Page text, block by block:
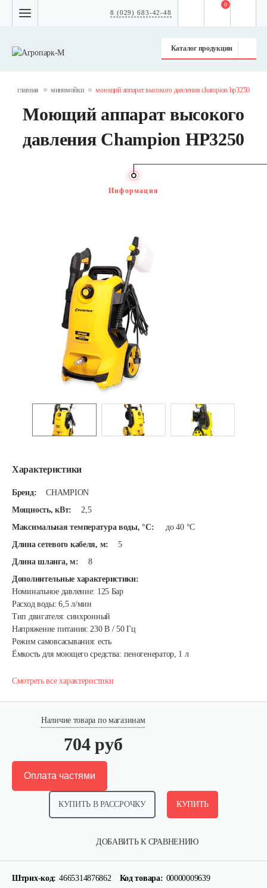
8 (029) 683-42-48
Каталог продукции
0
главная минимойки моющий аппарат высокого давления champion hp3250
Моющий аппарат высокого
давления Champion HP3250
Характеристики
Бренд:
CHAMPION
Мощность, кВт:
2,5
Максимальная температура воды, °С:
до 40 °C
Длина сетевого кабеля, м:
5
Длина шланга, м:
8
Дополнительные характеристики:
Номинальное давление: 125 Бар
Расход воды: 6,5 л/мин
Тип двигателя: синхронный
Напряжение питания: 230 В / 50 Гц
Режим самовсасывания: есть
Ёмкость для моющего средства: пеногенератор, 1 л
Смотреть все характеристики
Информация
704 руб
Наличие товара по магазинам
ДОБАВИТЬ К СРАВНЕНИЮ
КУПИТЬ В РАССРОЧКУ КУПИТЬ
Оплата частями
Штрих-код: 4665314876862 Код товара: 00000009639